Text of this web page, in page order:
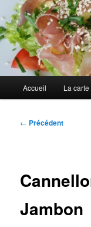
Aller
au
contenu
principalAu petit
Cuisines
principal
Accueil La carte
Navigation
← Précédent
Jambon